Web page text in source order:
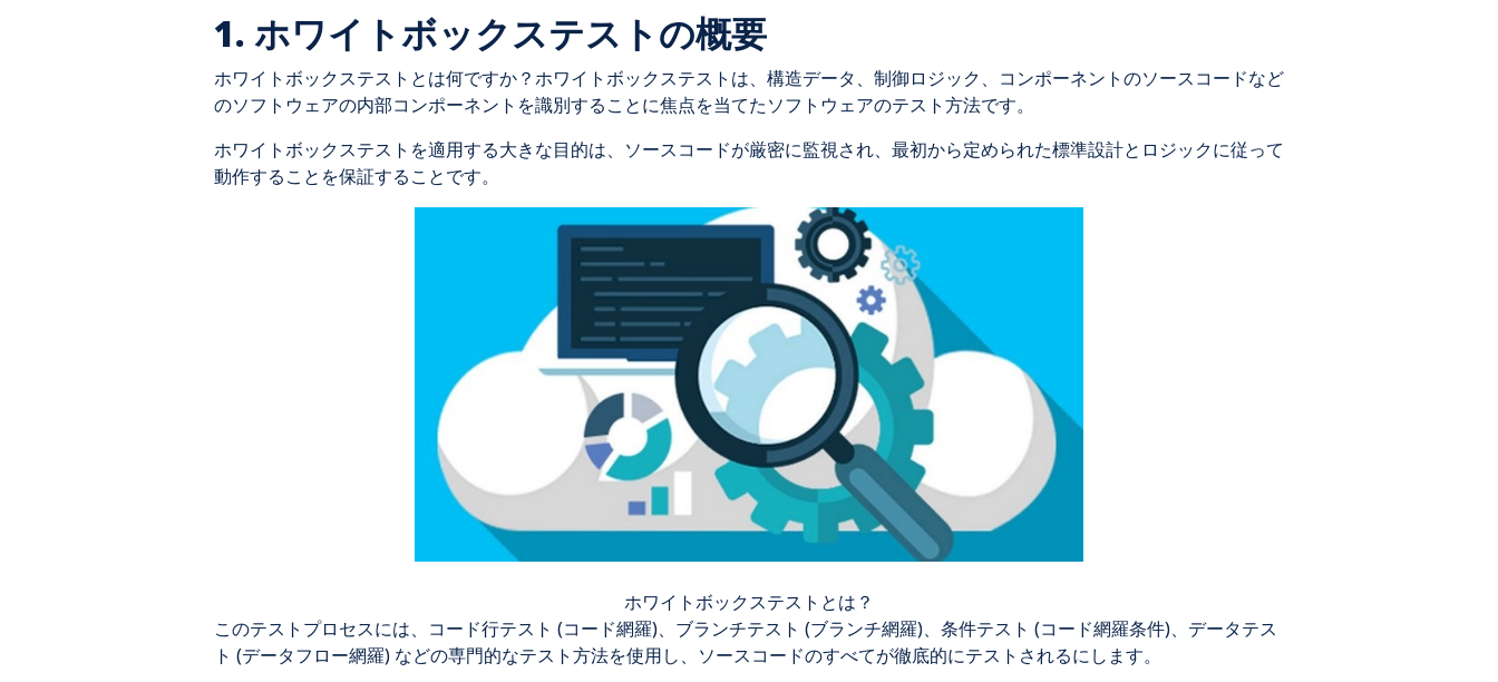
1. ホワイトボックステストの概要
ホワイトボックステストとは何ですか？ホワイトボックステストは、構造データ、制御ロジック、コンポーネントのソースコードなど
のソフトウェアの内部コンポーネントを識別することに焦点を当てたソフトウェアのテスト方法です。
ホワイトボックステストを適用する大きな目的は、ソースコードが厳密に監視され、最初から定められた標準設計とロジックに従って
動作することを保証することです。
ホワイトボックステストとは？
このテストプロセスには、コード行テスト (コード網羅)、ブランチテスト (ブランチ網羅)、条件テスト (コード網羅条件)、データテス
ト (データフロー網羅) などの専門的なテスト方法を使用し、ソースコードのすべてが徹底的にテストされるにします。